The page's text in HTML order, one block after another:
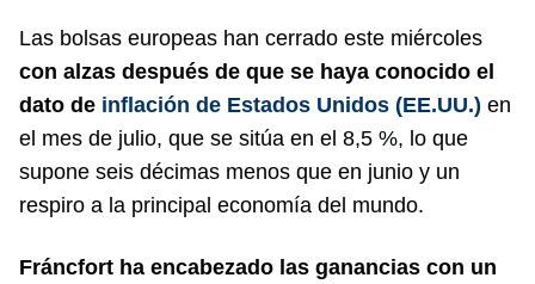
Las bolsas europeas han cerrado este miércoles
con alzas después de que se haya conocido el
dato de inflación de Estados Unidos (EE.UU.) en
el mes de julio, que se sitúa en el 8,5 %, lo que
supone seis décimas menos que en junio y un
respiro a la principal economía del mundo.
Fráncfort ha encabezado las ganancias con un